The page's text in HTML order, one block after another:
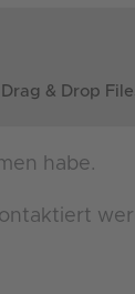
Drag & Drop
habe.